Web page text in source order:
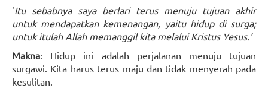
'Itu sebabnya saya berlari terus menuju tujuan akhir
untuk mendapatkan kemenangan, yaitu hidup di surga;
untuk itulah Allah memanggil kita melalui Kristus Yesus.'
Makna: Hidup ini adalah perjalanan menuju tujuan
surgawi. Kita harus terus maju dan tidak menyerah pada
kesulitan.